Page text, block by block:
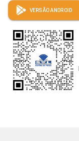
VERSÃO ANDROID